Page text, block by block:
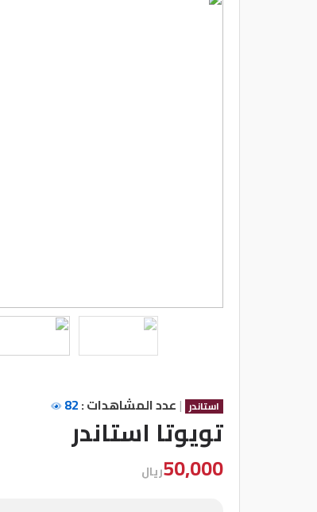
استاندر | عدد المشاهدات :82
تويوتا استاندر
50,000ريال